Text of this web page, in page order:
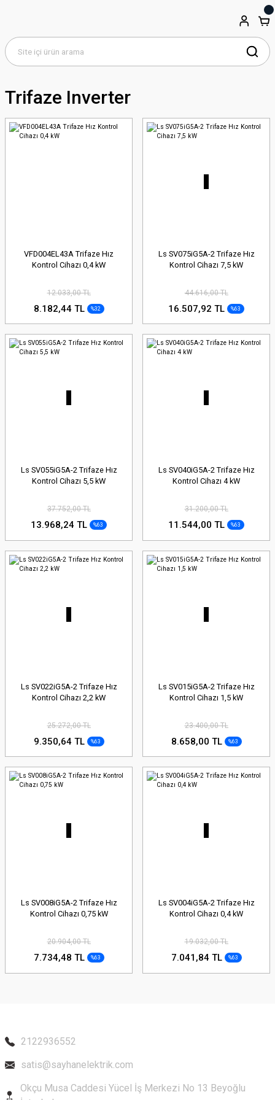
Trifaze Inverter
VFD004EL43A Trifaze Hız
Kontrol Cihazı 0,4 kW
12.033,00 TL
8.182,44 TL %32
Ls SV075iG5A-2 Trifaze Hız
Kontrol Cihazı 7,5 kW
44.616,00 TL
16.507,92 TL %63
Ls SV055iG5A-2 Trifaze Hız
Kontrol Cihazı 5,5 kW
37.752,00 TL
13.968,24 TL %63
Ls SV040iG5A-2 Trifaze Hız
Kontrol Cihazı 4 kW
31.200,00 TL
11.544,00 TL %63
Ls SV022iG5A-2 Trifaze Hız
Kontrol Cihazı 2,2 kW
25.272,00 TL
9.350,64 TL %63
Ls SV015iG5A-2 Trifaze Hız
Kontrol Cihazı 1,5 kW
23.400,00 TL
8.658,00 TL %63
Ls SV008iG5A-2 Trifaze Hız
Kontrol Cihazı 0,75 kW
20.904,00 TL
7.734,48 TL %63
Ls SV004iG5A-2 Trifaze Hız
Kontrol Cihazı 0,4 kW
19.032,00 TL
7.041,84 TL %63
2122936552
satis@sayhanelektrik.com
Okçu Musa Caddesi Yücel İş Merkezi No 13 Beyoğlu